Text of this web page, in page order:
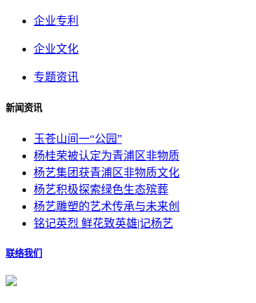
企业专利
企业文化
专题资讯
新闻资讯
玉苍山间一“公园”
杨桂荣被认定为青浦区非物质
杨艺集团获青浦区非物质文化
杨艺积极探索绿色生态殡葬
杨艺雕塑的艺术传承与未来创
铭记英烈 鲜花致英雄|记杨艺
联络我们